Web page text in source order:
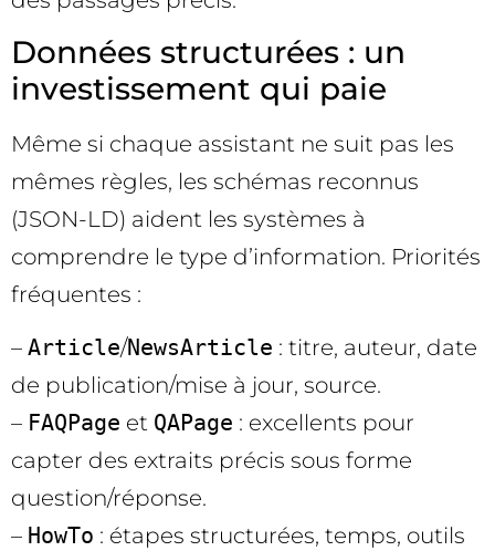
Données structurées : un
investissement qui paie
Même si chaque assistant ne suit pas les
mêmes règles, les schémas reconnus
(JSON-LD) aident les systèmes à
comprendre le type d’information. Priorités
fréquentes :
– Article/NewsArticle : titre, auteur, date
de publication/mise à jour, source.
– FAQPage et QAPage : excellents pour
capter des extraits précis sous forme
question/réponse.
– HowTo : étapes structurées, temps, outils